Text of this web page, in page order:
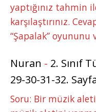
yaptığınız tahmin
karşılaştırınız.
“Şapalak” oyununu
Nuran - 2. Sınıf
29-30-31-32.
Soru: Bir müzik